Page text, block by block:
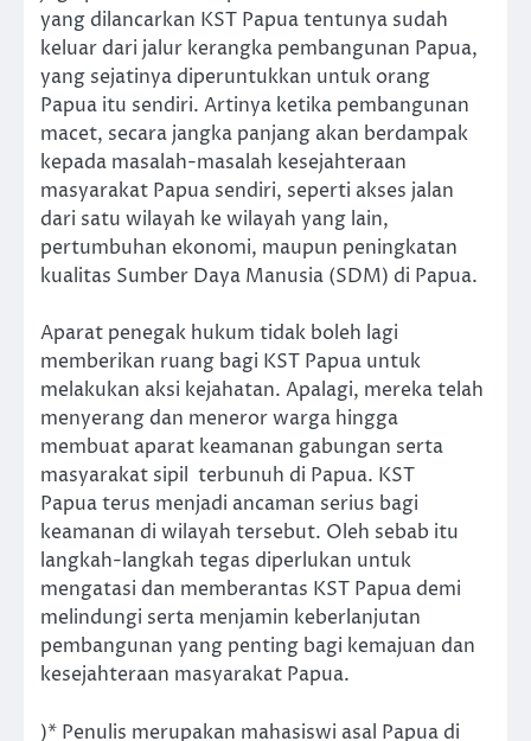
yang dilancarkan KST Papua tentunya sudah
keluar dari jalur kerangka pembangunan Papua,
yang sejatinya diperuntukkan untuk orang
Papua itu sendiri. Artinya ketika pembangunan
macet, secara jangka panjang akan berdampak
kepada masalah-masalah kesejahteraan
masyarakat Papua sendiri, seperti akses jalan
dari satu wilayah ke wilayah yang lain,
pertumbuhan ekonomi, maupun peningkatan
kualitas Sumber Daya Manusia (SDM) di Papua.
Aparat penegak hukum tidak boleh lagi
memberikan ruang bagi KST Papua untuk
melakukan aksi kejahatan. Apalagi, mereka telah
menyerang dan meneror warga hingga
membuat aparat keamanan gabungan serta
masyarakat sipil terbunuh di Papua. KST
Papua terus menjadi ancaman serius bagi
keamanan di wilayah tersebut. Oleh sebab itu
langkah-langkah tegas diperlukan untuk
mengatasi dan memberantas KST Papua demi
melindungi serta menjamin keberlanjutan
pembangunan yang penting bagi kemajuan dan
kesejahteraan masyarakat Papua.
)* Penulis merupakan mahasiswi asal Papua di